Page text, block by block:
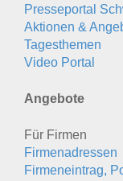
Presseportal
Aktionen &
Tagesthemen
Video Portal
Angebote
Für Firmen
Firmenadressen
Firmeneintrag,